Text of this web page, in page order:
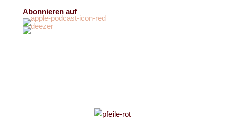
Abonnieren auf